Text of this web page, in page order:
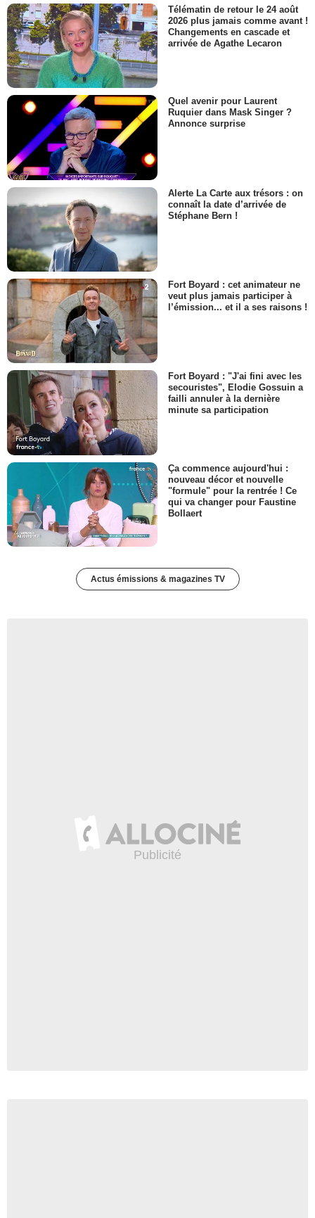
Télématin de retour le 24 août
2026 plus jamais comme avant !
Changements en cascade et
arrivée de Agathe Lecaron
Quel avenir pour Laurent
Ruquier dans Mask Singer ?
Annonce surprise
Alerte La Carte aux trésors : on
connaît la date d’arrivée de
Stéphane Bern !
Fort Boyard : cet animateur ne
veut plus jamais participer à
l’émission... et il a ses raisons !
Fort Boyard : "J'ai fini avec les
secouristes", Elodie Gossuin a
failli annuler à la dernière
minute sa participation
Ça commence aujourd'hui :
nouveau décor et nouvelle
"formule" pour la rentrée ! Ce
qui va changer pour Faustine
Bollaert
Actus émissions & magazines TV